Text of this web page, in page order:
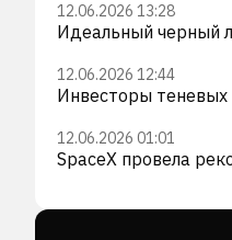
12.06.2026 13:28
Идеальный черный
12.06.2026 12:44
Инвесторы теневых
12.06.2026 01:01
SpaceX провела